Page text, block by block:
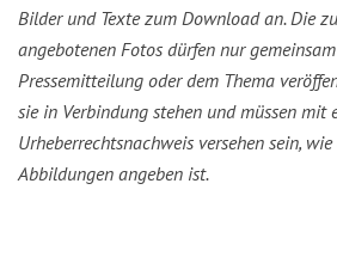
Bilder und Texte zum Download an. Die
angebotenen Fotos dürfen nur
Pressemitteilung oder dem Thema
sie in Verbindung stehen und müssen mit
Urheberrechtsnachweis versehen sein,
Abbildungen angeben ist.